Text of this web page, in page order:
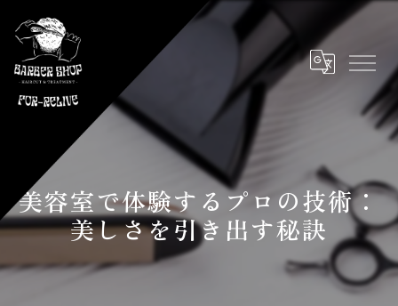
美容室で体験するプロの技術：
美しさを引き出す秘訣